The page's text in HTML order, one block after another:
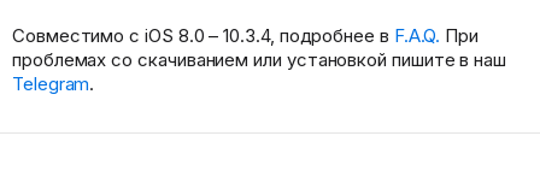
Совместимо с iOS 8.0 – 10.3.4, подробнее в F.A.Q. При
проблемах со скачиванием или установкой пишите в наш
Telegram.